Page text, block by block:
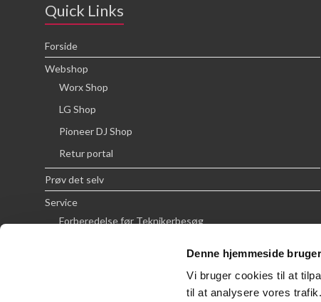
Denne hjemmeside
Vi bruger cookies til at
til at analysere vores
Quick Links
Forside
Webshop
Worx Shop
LG Shop
Pioneer DJ Shop
Retur portal
Prøv det selv
Service
Forberedelse før Teknikerbesøg